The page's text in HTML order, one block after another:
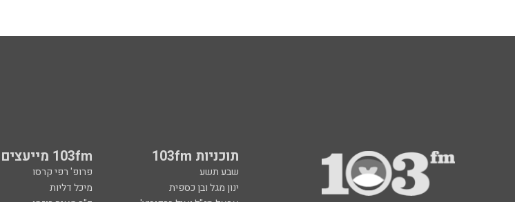
תוכניות 103fm 103fm מייעצים
שבע תשע פרופ' רפי קרסו
ינון מגל ובן כספית
מיכל דליות